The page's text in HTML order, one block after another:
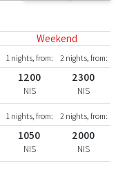
Weekend
1 nights, from:
1200
NIS
2 nights, from:
2300
NIS
1 nights, from:
1050
NIS
2 nights, from:
2000
NIS